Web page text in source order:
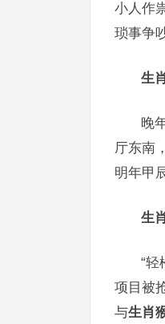
小人作
琐事争
生
晚
厅东南
明年甲
生
“轻
项目被
与生肖